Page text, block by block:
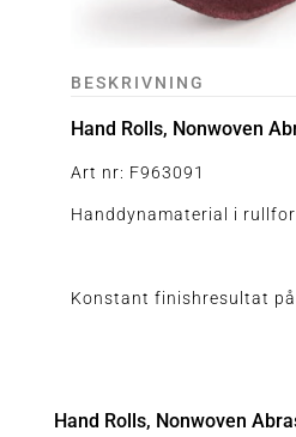
BESKRIVNING
Hand Rolls, Nonwoven
Art nr: F963091
Handdynamaterial i
Konstant finishresultat
Hand Rolls, Nonwoven